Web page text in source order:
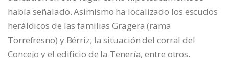
había señalado. Asimismo ha localizado los escudos
heráldicos de las familias Gragera (rama
Torrefresno) y Bérriz; la situación del corral del
Concejo y el edificio de la Tenería, entre otros.